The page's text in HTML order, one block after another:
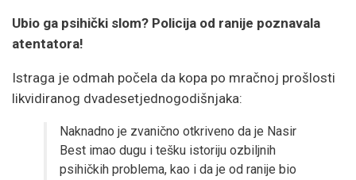
Ubio ga psihički slom? Policija od ranije poznavala
atentatora!
Istraga je odmah počela da kopa po mračnoj prošlosti
likvidiranog dvadesetjednogodišnjaka:
Naknadno je zvanično otkriveno da je Nasir
Best imao dugu i tešku istoriju ozbiljnih
psihičkih problema, kao i da je od ranije bio